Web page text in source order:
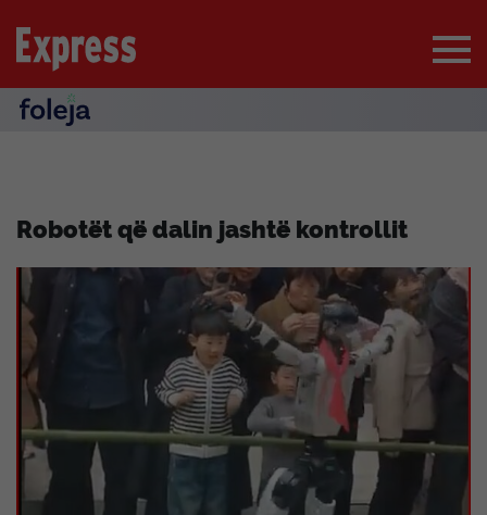
Robotët që dalin jashtë kontrollit